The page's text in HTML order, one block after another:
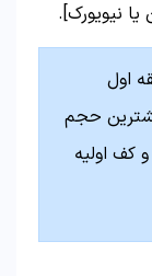
نیویورک].
از 5، 15 یا 30 دقیقه اول
حجم
کف اولیه